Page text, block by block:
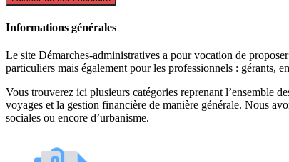
Informations générales
Le site Démarches-administratives a pour vocation de
particuliers mais également pour les professionnels : gérants,
Vous trouverez ici plusieurs catégories reprenant l’ensemble
voyages et la gestion financière de manière générale. Nous
sociales ou encore d’urbanisme.